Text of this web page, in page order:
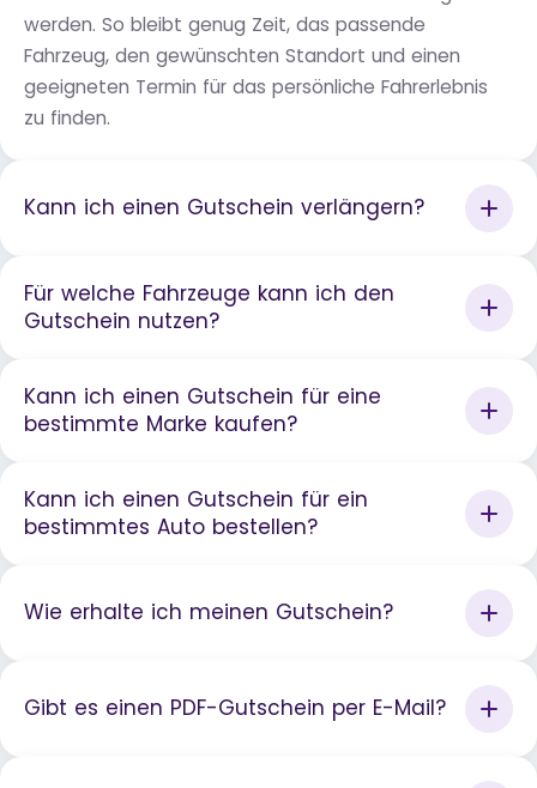
werden. So bleibt genug Zeit, das passende
Fahrzeug, den gewünschten Standort und einen
geeigneten Termin für das persönliche Fahrerlebnis
zu finden.
Kann ich einen Gutschein verlängern?
Für welche Fahrzeuge kann ich den
Gutschein nutzen?
Kann ich einen Gutschein für eine
bestimmte Marke kaufen?
Kann ich einen Gutschein für ein
bestimmtes Auto bestellen?
Wie erhalte ich meinen Gutschein?
Gibt es einen PDF-Gutschein per E-Mail?